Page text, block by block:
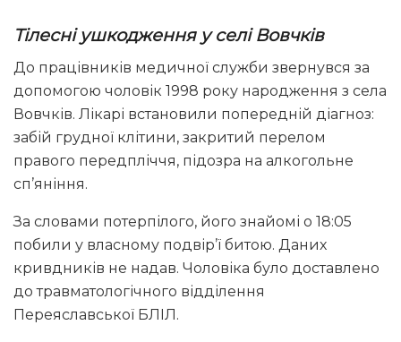
Тілесні ушкодження у селі Вовчків
До працівників медичної служби звернувся за
допомогою чоловік 1998 року народження з села
Вовчків. Лікарі встановили попередній діагноз:
забій грудної клітини, закритий перелом
правого передпліччя, підозра на алкогольне
сп’яніння.
За словами потерпілого, його знайомі о 18:05
побили у власному подвір’ї битою. Даних
кривдників не надав. Чоловіка було доставлено
до травматологічного відділення
Переяславської БЛІЛ.